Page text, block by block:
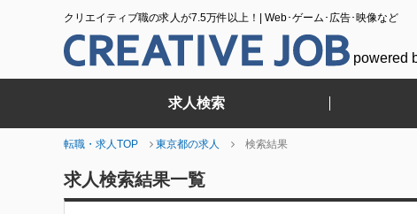
クリエイティブ職の求人が7.5万件以上！| Web･ゲーム･広告･映像など
powered
求人検索
転職・求人TOP 東京都の求人 検索結果
求人検索結果一覧